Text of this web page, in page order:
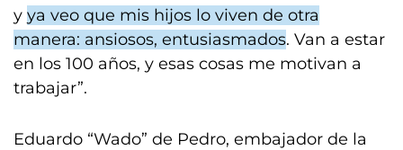
y ya veo que mis hijos lo viven de otra
manera: ansiosos, entusiasmados. Van a estar
en los 100 años, y esas cosas me motivan a
trabajar”.
Eduardo “Wado” de Pedro, embajador de la